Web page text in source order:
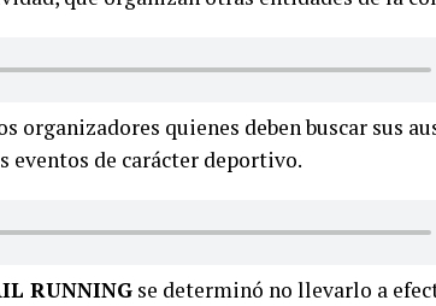
organizadores quienes deben buscar sus
eventos de carácter deportivo.
RUNNING se determinó no llevarlo a